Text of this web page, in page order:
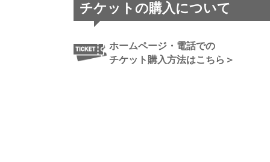
チケットの購入について
ホームページ・電話での
チケット購入方法はこちら＞